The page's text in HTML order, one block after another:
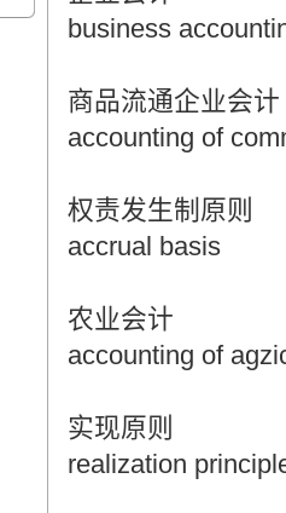
business
商品流通企业会计
accounting of
权责发生制原则
accrual basis
农业会计
accounting of
实现原则
realization